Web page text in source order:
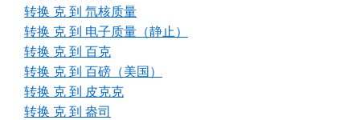
转换 克 到 氘核质量
转换 克 到 电子质量（静止）
转换 克 到 百克
转换 克 到 百磅（美国）
转换 克 到 皮克克
转换 克 到 盎司